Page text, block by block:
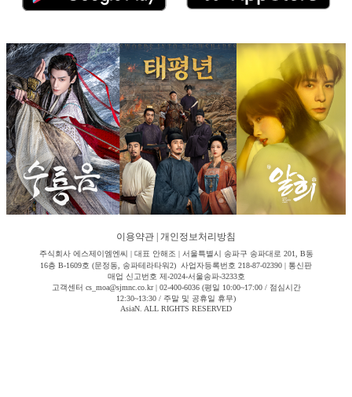
이용약관 개인정보처리방침
주식회사 에스제이엠엔씨 | 대표 안해조 | 서울특별시 송파구 송파대로 201, B동
16층 B-1609호 (문정동, 송파테라타워2) 사업자등록번호 218-87-02390 | 통신판
매업 신고번호 제-2024-서울송파-3233호
고객센터 cs_moa@sjmnc.co.kr | 02-400-6036 (평일 10:00~17:00 / 점심시간
12:30~13:30 / 주말 및 공휴일 휴무)
AsiaN. ALL RIGHTS RESERVED